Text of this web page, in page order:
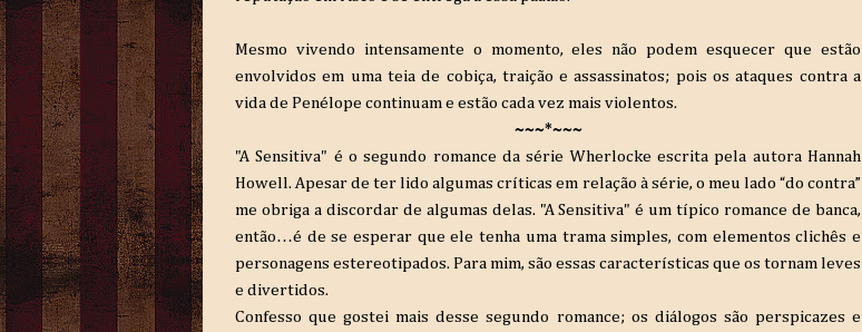
Mesmo vivendo intensamente o momento, eles não podem esquecer que estão
envolvidos em uma teia de cobiça, traição e assassinatos; pois os ataques contra a
vida de Penélope continuam e estão cada vez mais violentos.
~~~*~~~
"A Sensitiva" é o segundo romance da série Wherlocke escrita pela autora Hannah
Howell. Apesar de ter lido algumas críticas em relação à série, o meu lado “do contra”
me obriga a discordar de algumas delas. "A Sensitiva" é um típico romance de banca,
então…é de se esperar que ele tenha uma trama simples, com elementos clichês e
personagens estereotipados. Para mim, são essas características que os tornam leves
e divertidos.
Confesso que gostei mais desse segundo romance; os diálogos são perspicazes e